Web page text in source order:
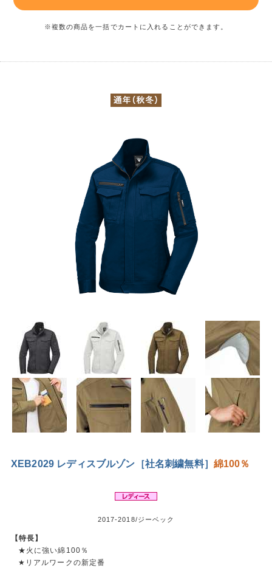
※複数の商品を一括でカートに入れることができます。
XEB2029 レディスブルゾン［社名刺繍無料］ 綿100％
2017-2018/ジーベック
【特長】
★火に強い綿100％
★リアルワークの新定番